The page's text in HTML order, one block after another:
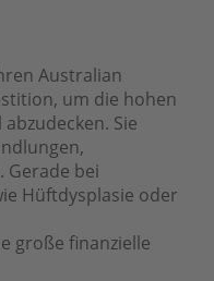
Australian
um die hohen
Sie
Gerade bei
Hüftdysplasie oder
große finanzielle